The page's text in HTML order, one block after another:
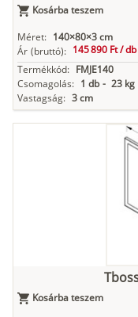
Kosárba teszem
Méret: 140×80×3 cm
Ár (bruttó): 145 890 Ft /db
Termékkód: FMJE140
Csomagolás: 1 db - 23 kg
Vastagság: 3 cm
Kosárba teszem